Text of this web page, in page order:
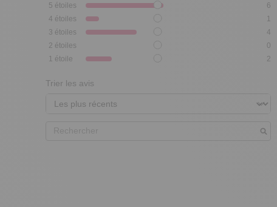
5 étoiles
6
4 étoiles
1
3 étoiles
4
2 étoiles
0
1 étoile 2
Trier les avis